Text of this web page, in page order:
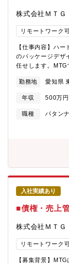
ローバルプラット
方：フレックスや
（概要・ミッシ
ンド価値の最大
社戦略と一体のブ
す。その中でグロ
ットフォームの
サービス・製品
当しています。
略と連動したブ
グループ約28万
生】■住宅支援住
勤などの際の住居
株式会社ＭＴＧ
リモートワーク
【仕事内容】ハ
のパッケージデザ
任せします。
お客様が商品を
ポジションです
ィブ実務・・パ
（主に女性向け
ダンボール箱の
ー企業と共に制
ージカードやギ
提案：企画段階で
ザイン案提示。1
パートナー企業に
ータ作成（アウト
確認。・色校正
に応じた印刷立
時における仕上が
の印刷原稿作成2
捗管理：発売日に
ライヤー折衝：印
選定（紙質、加
勤務地 愛知県
年収 500万
職種
パタン
入社実績あり
■債権・売上
株式会社ＭＴＧ
リモートワーク
【募集背景】